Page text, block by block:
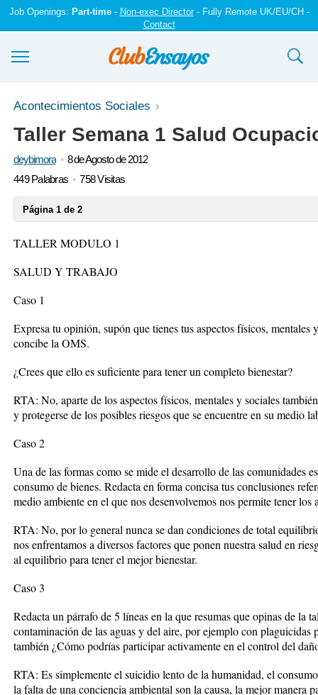
Job Openings: Part-time- Non-exec Director- Fully Remote UK/EU/CH -
Contact
Ensayos y trabajos
Registrarse
Iniciar sesión
Acontecimientos Sociales
Taller Semana 1 Salud
deybimora
8 de Agosto de 2012
449 Palabras
758 Visitas
Página 1 de 2
TALLER MODULO 1
SALUD Y TRABAJO
Caso 1
Expresa tu opinión, supón que tienes tus aspectos físicos,
concibe la OMS.
¿Crees que ello es suficiente para tener un completo bienestar?
RTA: No, aparte de los aspectos físicos, mentales y sociales
y protegerse de los posibles riesgos que se encuentre en su medio
Caso 2
Una de las formas como se mide el desarrollo de las comunidades
consumo de bienes. Redacta en forma concisa tus conclusiones
medio ambiente en el que nos desenvolvemos nos permite tener
RTA: No, por lo general nunca se dan condiciones de total
nos enfrentamos a diversos factores que ponen nuestra salud en
al equilibrio para tener el mejor bienestar.
Caso 3
Redacta un párrafo de 5 líneas en la que resumas que opinas de la
contaminación de las aguas y del aire, por ejemplo con
también ¿Cómo podrías participar activamente en el control del
RTA: Es simplemente el suicidio lento de la humanidad, el
la falta de una conciencia ambiental son la causa, la mejor manera